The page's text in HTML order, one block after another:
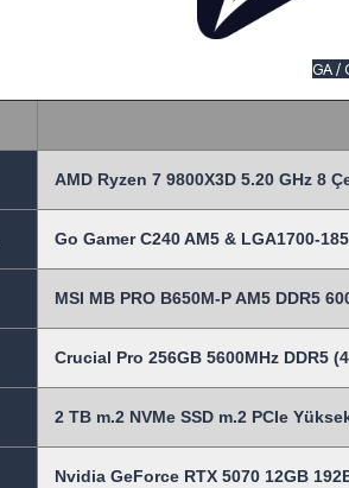
GA /
AMD Ryzen 7 9800X3D 5.20 GHz 8
Go Gamer C240 AM5 & LGA1700-
MSI MB PRO B650M-P AM5 DDR5
Crucial Pro 256GB 5600MHz DDR5
2 TB m.2 NVMe SSD m.2 PCIe
Nvidia GeForce RTX 5070 12GB